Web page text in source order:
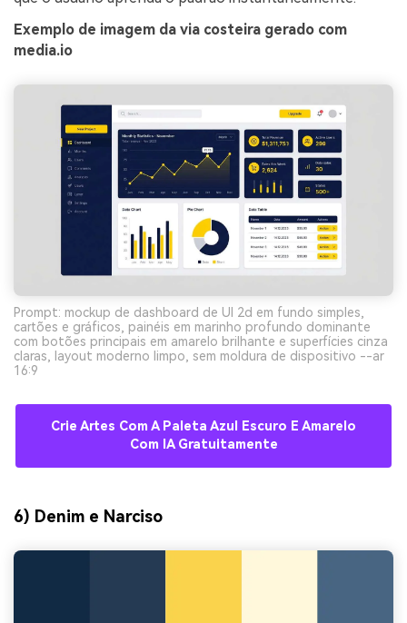
Exemplo de imagem da via costeira gerado com
media.io
Prompt: mockup de dashboard de UI 2d em fundo simples,
cartões e gráficos, painéis em marinho profundo dominante
com botões principais em amarelo brilhante e superfícies cinza
claras, layout moderno limpo, sem moldura de dispositivo --ar
16:9
Crie Artes Com A Paleta Azul Escuro E Amarelo
Com IA Gratuitamente
6) Denim e Narciso